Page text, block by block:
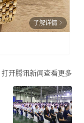
了解详情
打开腾讯新闻查看更多